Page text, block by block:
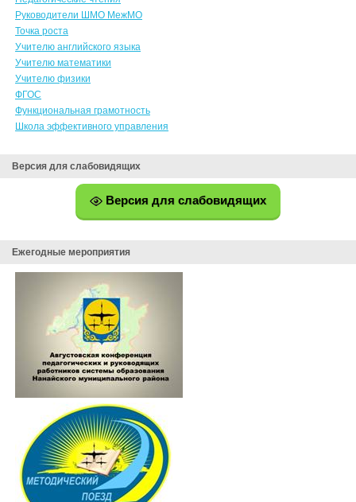
Руководители ШМО МежМО
Точка роста
Учителю английского языка
Учителю математики
Учителю физики
ФГОС
Функциональная грамотность
Школа эффективного управления
Версия для слабовидящих
Версия для слабовидящих
Ежегодные мероприятия